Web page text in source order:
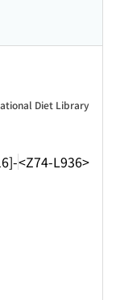
<Z74-L936>
Diet Library